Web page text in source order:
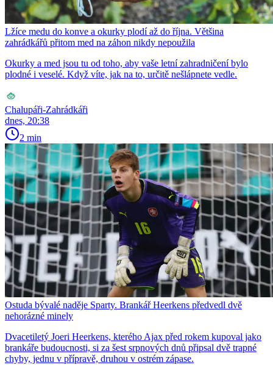
Lžíce medu do konve a okurky plodí až do října. Většina
zahrádkářů přitom med na záhon nikdy nepoužila
Okurky a med jsou tu od toho, aby vaše letní zahradničení bylo
plodné i veselé. Když víte, jak na to, určitě nešlápnete vedle.
Chalupáři-Zahrádkáři
dnes, 20:38
2 min
Ostuda bývalé naděje Sparty. Brankář Heerkens předvedl dvě
nehorázné minely
Dvacetiletý Joeri Heerkens, kterého Ajax před rokem kupoval jako
brankáře budoucnosti, si za šest srpnových dnů připsal dvě trapné
chyby, jednu v přípravě, druhou v ostrém zápase.